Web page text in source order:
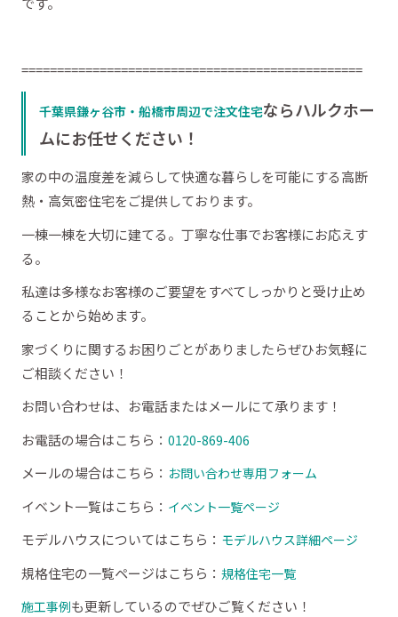
================================================
千葉県鎌ヶ谷市・船橋市周辺で注文住宅ならハルクホー
ムにお任せください！
家の中の温度差を減らして快適な暮らしを可能にする高断
熱・高気密住宅をご提供しております。
一棟一棟を大切に建てる。丁寧な仕事でお客様にお応えす
る。
私達は多様なお客様のご要望をすべてしっかりと受け止め
ることから始めます。
家づくりに関するお困りごとがありましたらぜひお気軽に
ご相談ください！
お問い合わせは、お電話またはメールにて承ります！
お電話の場合はこちら： 0120-869-406
メールの場合はこちら： お問い合わせ専用フォーム
イベント一覧はこちら： イベント一覧ページ
モデルハウスについてはこちら： モデルハウス詳細ページ
規格住宅の一覧ページはこちら： 規格住宅一覧
施工事例も更新しているのでぜひご覧ください！